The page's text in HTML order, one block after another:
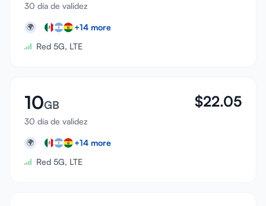
30 día de validez
🌍 +14 more
Red 5G, LTE
10GB
30 día de validez
$22.05
🌍 +14 more
Red 5G, LTE